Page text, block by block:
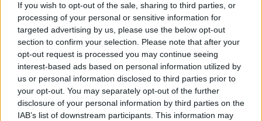
If you wish to opt-out of the sale, sharing to third parties, or
processing of your personal or sensitive information for
targeted advertising by us, please use the below opt-out
section to confirm your selection. Please note that after your
opt-out request is processed you may continue seeing
interest-based ads based on personal information utilized by
us or personal information disclosed to third parties prior to
your opt-out. You may separately opt-out of the further
disclosure of your personal information by third parties on the
IAB’s list of downstream participants. This information may
Cross Math